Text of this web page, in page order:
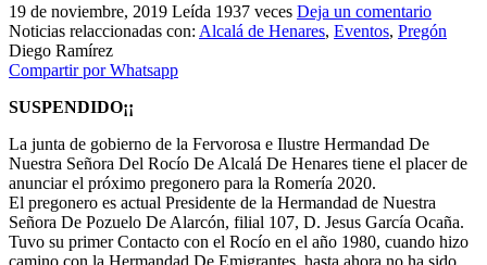
19 de noviembre, 2019 Leída 1937 veces Deja un comentario
Noticias relaccionadas con: Alcalá de Henares, Eventos, Pregón
Diego Ramírez
Compartir por Whatsapp
SUSPENDIDO¡¡
La junta de gobierno de la Fervorosa e Ilustre Hermandad De
Nuestra Señora Del Rocío De Alcalá De Henares tiene el placer de
anunciar el próximo pregonero para la Romería 2020.
El pregonero es actual Presidente de la Hermandad de Nuestra
Señora De Pozuelo De Alarcón, filial 107, D. Jesus García Ocaña.
Tuvo su primer Contacto con el Rocío en el año 1980, cuando hizo
camino con la Hermandad De Emigrantes, hasta ahora no ha sido
¿Cuándo es la romería del Rocío?
¿Cuántas hermandades participan en la romería?
¿Cuándo se construyó la primera ermita?
El traslado cada siete años
¿Cuales son los actos principales que se celebran en el
Rocío?
Quiero hacer el camino,¿que tengo que hacer?